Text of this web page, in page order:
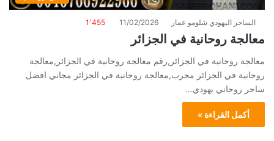
الساحر اليهودي شلومو عمار 11/02/2026 1٬455
معالجة روحانية في الجزائر
معالجة روحانية في الجزائر,رقم معالجة روحانية في الجزائر,معالجة
روحانية في الجزائر مجرب,معالجة روحانية في الجزائر مجاني افضل
ساحر روحاني يهودي…
أكمل القراءة »